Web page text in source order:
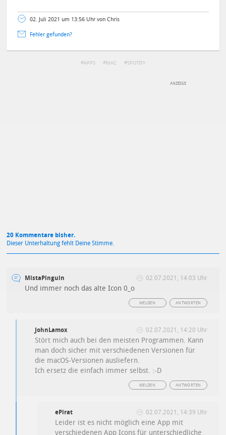
02. Juli 2021 um 13:56 Uhr von Chris
Fehler gefunden?
APPS MAC SPOTIFY
20 Kommentare bisher.
Dieser Unterhaltung fehlt Deine Stimme.
MistaPinguin 02.07.2021, 14:03 Uhr
Und immer noch das alte Icon 0_o
ANTWORTEN
MELDEN
JohnLamox 02.07.2021, 14:20 Uhr
Stört mich auch bei den meisten Programmen. Kann
man doch sicher mit verschiedenen Versionen für
die macOS-Versionen ausliefern.
Ich ersetz die einfach immer selbst. :-D
ANTWORTEN
MELDEN
ePirat 02.07.2021, 14:39 Uhr
Leider ist es nicht möglich eine App mit
verschiedenen App Icons für unterschiedliche